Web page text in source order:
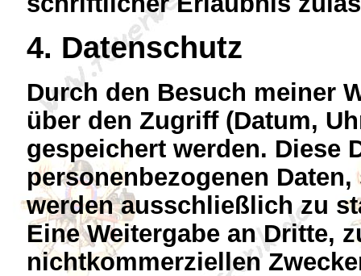
4. Datenschutz
Durch den Besuch meiner
über den Zugriff (Datum,
gespeichert werden. Diese
personenbezogenen
werden ausschließlich zu
Eine Weitergabe an Dritte,
nichtkommerziellen